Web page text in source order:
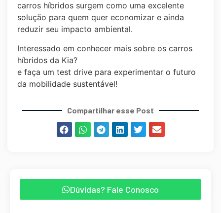
carros híbridos surgem como uma excelente
solução para quem quer economizar e ainda
reduzir seu impacto ambiental.
Interessado em conhecer mais sobre os carros
híbridos da Kia?
e faça um test drive para experimentar o futuro
da mobilidade sustentável!
Compartilhar esse Post
Dúvidas? Fale Conosco